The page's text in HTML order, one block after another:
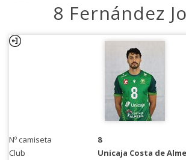
8 Fernández
Nº camiseta
8
Club
Unicaja Costa de